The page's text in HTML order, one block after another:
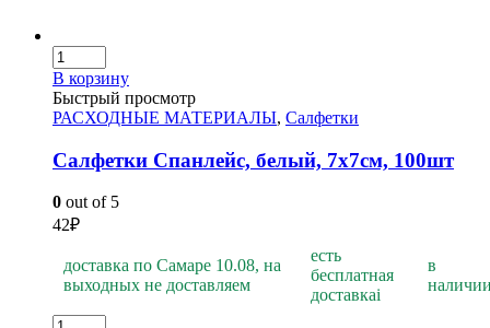
В корзину
Быстрый просмотр
РАСХОДНЫЕ МАТЕРИАЛЫ, Салфетки
Салфетки Спанлейс, белый, 7х7см, 100шт
0 out of 5
42₽
доставка по Самаре 10.08, на
выходных не доставляем
есть
бесплатная
доставкаi
в